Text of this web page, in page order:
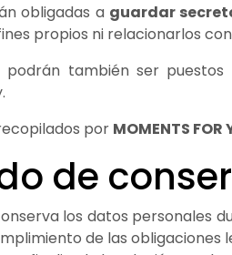
obligadas a guardar
propios ni relacionarlos
podrán también ser puestos
por MOMENTS FOR
de
los datos personales
de las obligaciones